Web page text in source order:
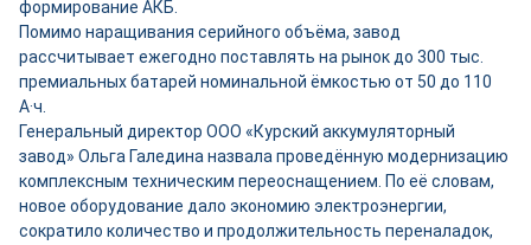
формирование АКБ.
Помимо наращивания серийного объёма, завод
рассчитывает ежегодно поставлять на рынок до 300 тыс.
премиальных батарей номинальной ёмкостью от 50 до 110
А·ч.
Генеральный директор ООО «Курский аккумуляторный
завод» Ольга Галедина назвала проведённую модернизацию
комплексным техническим переоснащением. По её словам,
новое оборудование дало экономию электроэнергии,
сократило количество и продолжительность переналадок,